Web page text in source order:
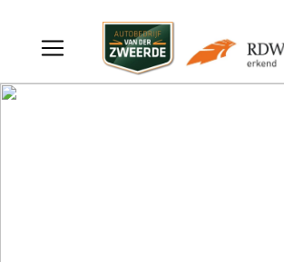
Autobedrijf van der Zweerde